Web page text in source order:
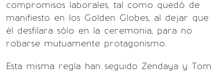
compromisos laborales, tal como quedó de
manifiesto en los Golden Globes, al dejar que
él desfilara sólo en la ceremonia, para no
robarse mutuamente protagonismo.
Esta misma regla han seguido Zendaya y Tom